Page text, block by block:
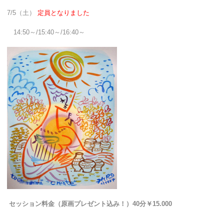
7/5（土） 定員となりました
14:50～/15:40～/16:40～
セッション料金（原画プレゼント込み！）40分￥15.000